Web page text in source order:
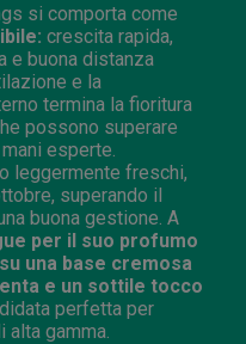
si comporta come
crescita rapida,
e buona distanza
e la
termina la fioritura
possono superare
esperte.
leggermente freschi,
superando il
buona gestione. A
per il suo profumo
una base cremosa
e un sottile tocco
perfetta per
gamma.